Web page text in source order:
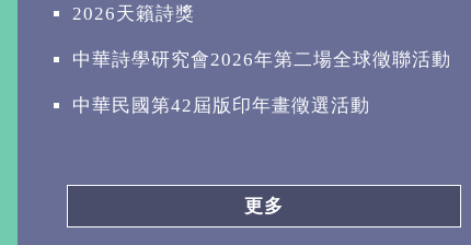
2026天籟詩獎
中華詩學研究會2026年第二場全球徵聯活動
中華民國第42屆版印年畫徵選活動
更多